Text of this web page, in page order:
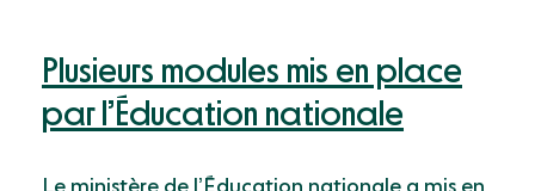
Plusieurs modules mis en place
par l’Éducation nationale